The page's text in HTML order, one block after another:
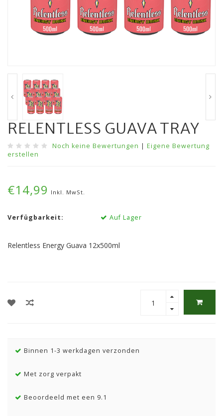
RELENTLESS GUAVA TRAY
Noch keine Bewertungen | Eigene Bewertung
erstellen
€14,99 Inkl. MwSt.
Verfügbarkeit: Auf Lager
Relentless Energy Guava 12x500ml
Binnen 1-3 werkdagen verzonden
Met zorg verpakt
Beoordeeld met een 9.1